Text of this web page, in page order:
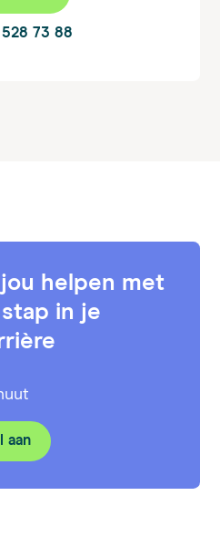
73 88
helpen met
in je
aan